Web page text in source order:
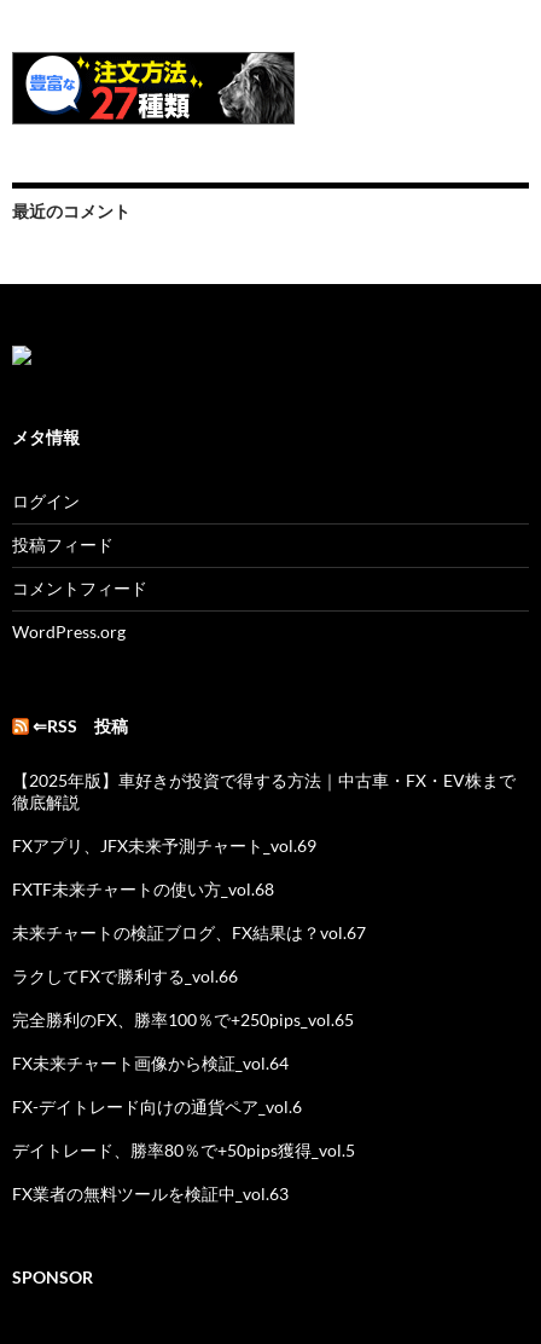
最近のコメント
メタ情報
ログイン
投稿フィード
コメントフィード
WordPress.org
⇐RSS 投稿
【2025年版】車好きが投資で得する方法｜中古車・FX・EV株まで
徹底解説
FXアプリ、JFX未来予測チャート_vol.69
FXTF未来チャートの使い方_vol.68
未来チャートの検証ブログ、FX結果は？vol.67
ラクしてFXで勝利する_vol.66
完全勝利のFX、勝率100％で+250pips_vol.65
FX未来チャート画像から検証_vol.64
FX-デイトレード向けの通貨ペア_vol.6
デイトレード、勝率80％で+50pips獲得_vol.5
FX業者の無料ツールを検証中_vol.63
SPONSOR